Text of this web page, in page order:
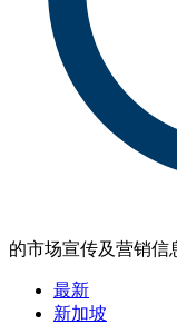
的市场宣传及营销信
最新
新加坡